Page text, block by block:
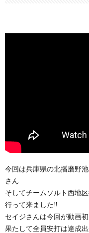
今回は兵庫県の北播磨野
さん
そしてチームソルト西地
行って来ました‼️
セイジさんは今回が動画初
果たして全員安打は達成